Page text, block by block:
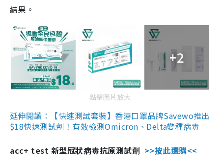
結果。
+2
點擊圖片放大
延伸閱讀：【快速測試套裝】香港口罩品牌Savewo推出
$18快速測試劑！有效檢測Omicron、Delta變種病毒
acc+ test 新型冠狀病毒抗原測試劑 >>按此選購<<